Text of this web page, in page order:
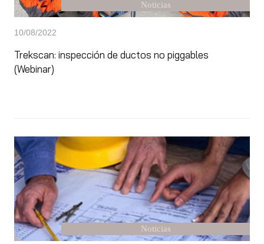
Noticias
10/08/2022
Trekscan: inspección de ductos no piggables
(Webinar)
Noticias